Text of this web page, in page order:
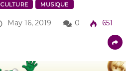
CULTURE MUSIQUE
May 16, 2019 0 651